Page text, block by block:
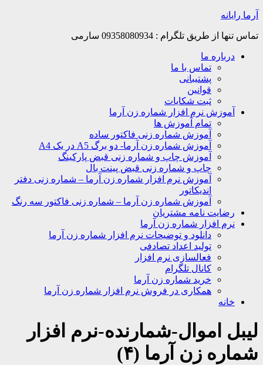
Skip
content
آرما رایانه
تماس تنها از طریق تلگرام : 09358080934 سارمی
درباره ما
تماس با ما
پشتیبانی
قوانین
ثبت شکایات
آموزش نرم افزار شماره زن آرما
تمام آموزش ها
آموزش شماره زنی فاکتور ساده
آموزش شماره زن آرما- دو برگ A5 در یک A4
آموزش چاپ و شماره زنی قبض پارکینگ
چاپ و شماره زنی قبض پینت بال
آموزش نرم افزار شماره زن آرما – شماره زنی دفتر
اندیکاتور
آموزش شماره زن آرما – شماره زنی فاکتور سه رنگ
رضایت نامه مشتریان
نرم افزار شماره زن آرما
دانلود و توضیحات نرم افزار شماره زن آرما
تولید اعداد تصادفی
فعالسازی نرم افزار
کانال تلگرام
خرید شماره زن آرما
همکاری در فروش نرم افزار شماره زن آرما
خانه
لیبل اموال-شمارنده-نرم افزار
شماره زن آرما (۴)